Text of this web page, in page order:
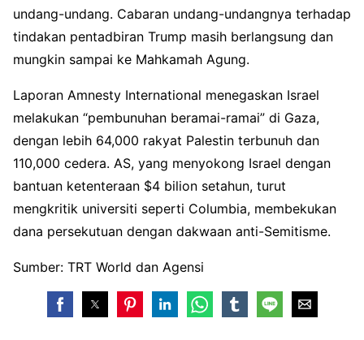
undang-undang. Cabaran undang-undangnya terhadap
tindakan pentadbiran Trump masih berlangsung dan
mungkin sampai ke Mahkamah Agung.
Laporan Amnesty International menegaskan Israel
melakukan “pembunuhan beramai-ramai” di Gaza,
dengan lebih 64,000 rakyat Palestin terbunuh dan
110,000 cedera. AS, yang menyokong Israel dengan
bantuan ketenteraan $4 bilion setahun, turut
mengkritik universiti seperti Columbia, membekukan
dana persekutuan dengan dakwaan anti-Semitisme.
Sumber: TRT World dan Agensi